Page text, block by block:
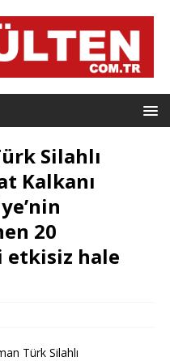
Silahlı
Kalkanı
20
etkisiz hale
Türk Silahlı